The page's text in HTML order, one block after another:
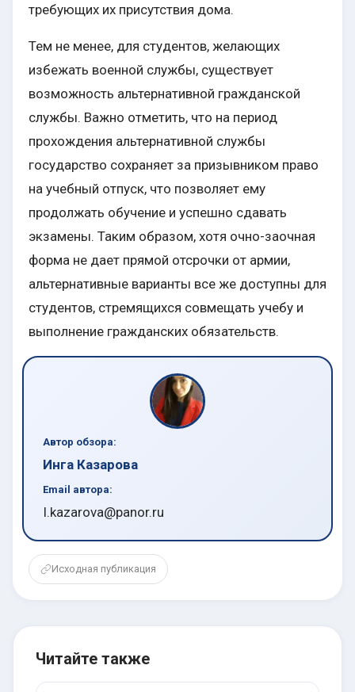
требующих их присутствия дома.
Тем не менее, для студентов, желающих
избежать военной службы, существует
возможность альтернативной гражданской
службы. Важно отметить, что на период
прохождения альтернативной службы
государство сохраняет за призывником право
на учебный отпуск, что позволяет ему
продолжать обучение и успешно сдавать
экзамены. Таким образом, хотя очно-заочная
форма не дает прямой отсрочки от армии,
альтернативные варианты все же доступны для
студентов, стремящихся совмещать учебу и
выполнение гражданских обязательств.
Автор обзора:
Инга Казарова
Email автора:
I.kazarova@panor.ru
Исходная публикация
Читайте также